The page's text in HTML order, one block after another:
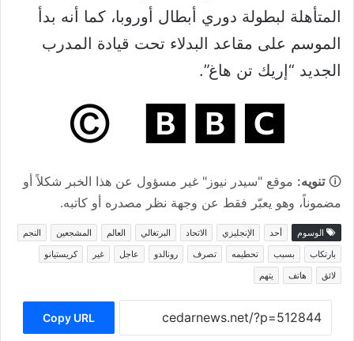
المتأهلة لبطولة دوري أبطال أوروبا، كما أنه بدأ
الموسم على مقاعد البدلاء تحت قيادة المدرب
الجديد “إريك تن هاغ”.
🛈تنويه: موقع "سيدر نيوز" غير مسؤول عن هذا الخبر شكلاً أو
مضموناً، وهو يعبّر فقط عن وجهة نظر مصدره أو كاتبه.
الوسوم أحد الإنجليزي الاتحاد البرتغالي العالم المشجعين
النجم
بارتكاب
بسبب تحطيمه تصرف رونالدو عاجل غير
كريستيانو
لائق
هاتف يتهم
Copy URL